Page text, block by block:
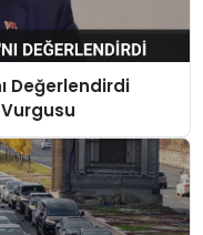
Değerlendirdi